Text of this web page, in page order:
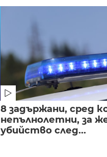
8 задържани, сред
непълнолетни, за
убийство след...